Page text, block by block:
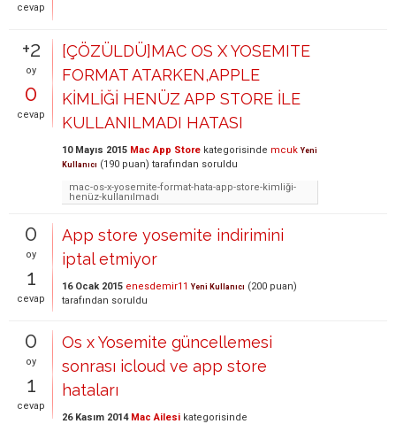
cevap
+2
oy
0
cevap
[ÇÖZÜLDÜ]MAC OS X YOSEMITE
FORMAT ATARKEN,APPLE
KİMLİĞİ HENÜZ APP STORE İLE
KULLANILMADI HATASI
10 Mayıs 2015 Mac App Store kategorisinde mcuk Yeni
Kullanıcı (190 puan) tarafından soruldu
mac-os-x-yosemite-format-hata-app-store-kimliği-
henüz-kullanılmadı
0
oy
1
cevap
App store yosemite indirimini
iptal etmiyor
16 Ocak 2015 enesdemir11 Yeni Kullanıcı (200 puan)
tarafından soruldu
0
oy
1
cevap
Os x Yosemite güncellemesi
sonrası icloud ve app store
hataları
26 Kasım 2014 Mac Ailesi kategorisinde